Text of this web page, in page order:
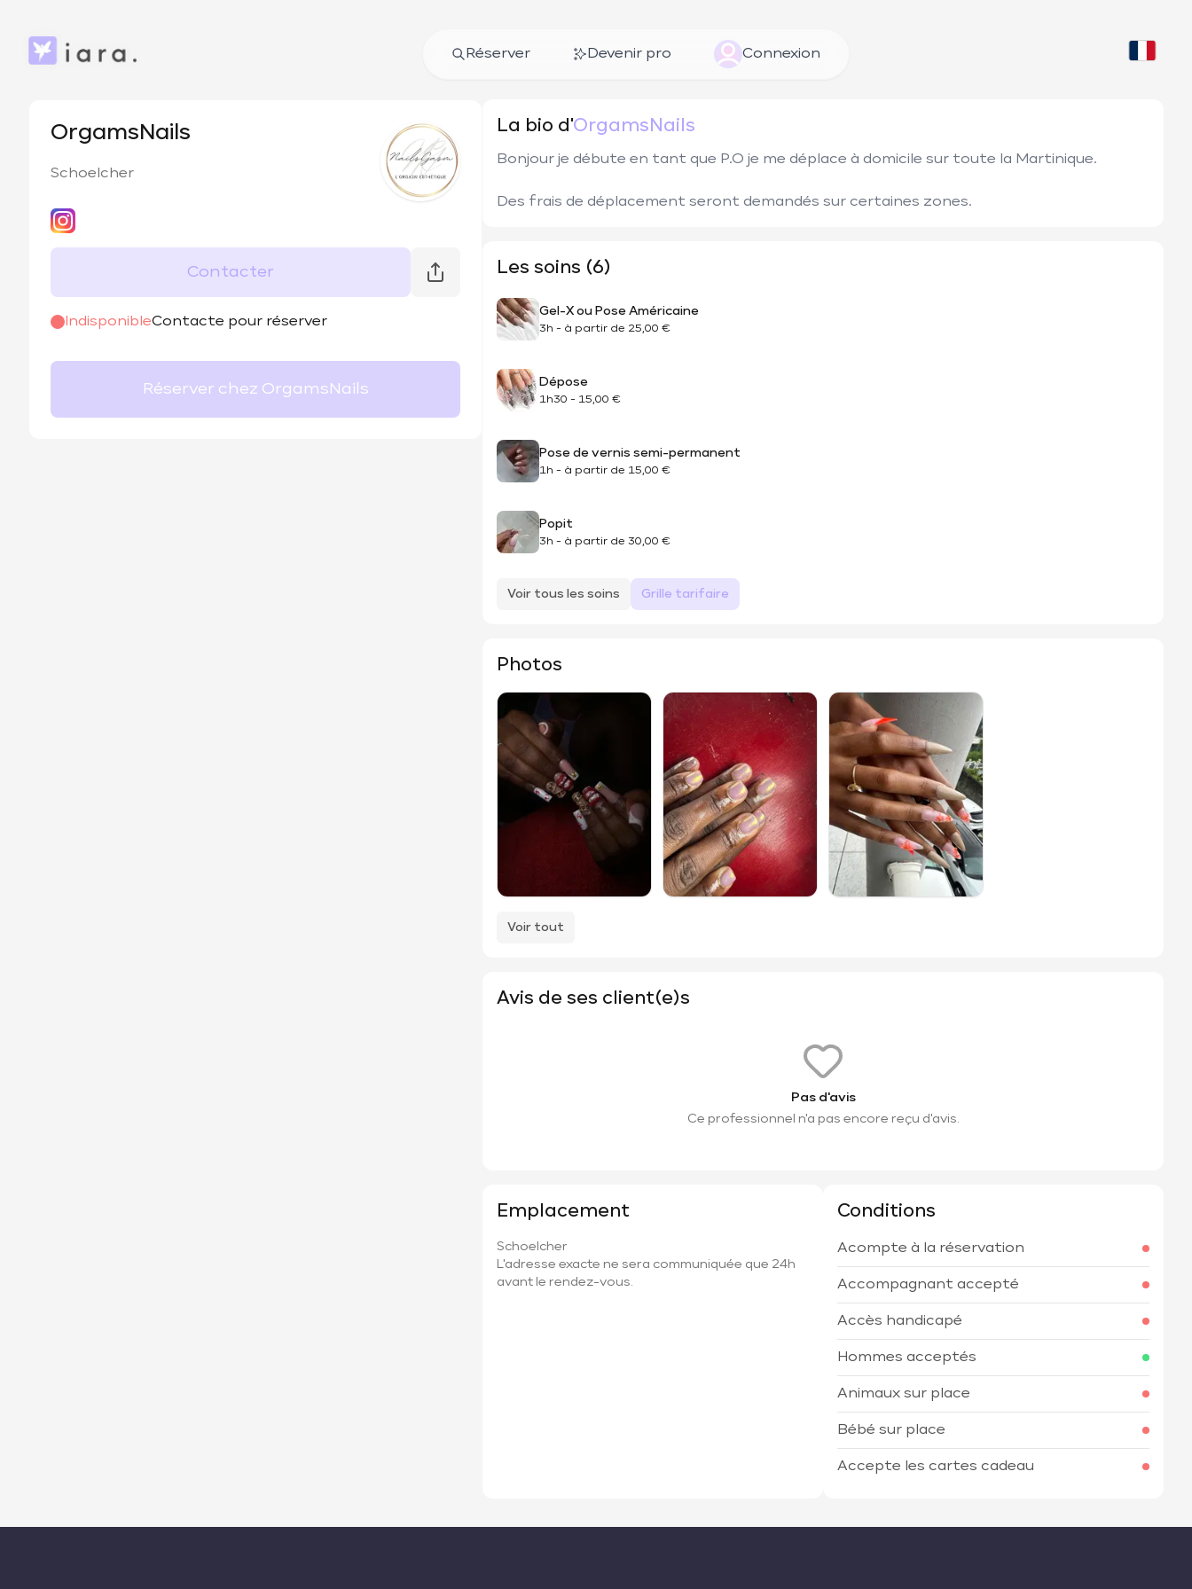
Réserver Devenir pro Connexion
OrgamsNails
Schoelcher
Contacter
IndisponibleContacte pour réserver
@_nails.gasm
Réserver chez OrgamsNails
La bio d'OrgamsNails
Bonjour je débute en tant que P.O je me déplace à domicile sur toute la Martinique.
Des frais de déplacement seront demandés sur certaines zones.
Les soins (6)
Gel-X ou Pose Américaine
3h - à partir de 25,00 €
Dépose
1h30 - 15,00 €
Pose de vernis semi-permanent
1h - à partir de 15,00 €
Popit
3h - à partir de 30,00 €
Voir tous les soins Grille tarifaire
Photos
Voir tout
Avis de ses client(e)s
Pas d'avis
Ce professionnel n'a pas encore reçu d'avis.
Emplacement
Schoelcher
L'adresse exacte ne sera communiquée que 24h
avant le rendez-vous.
Conditions
Acompte à la réservation
Accompagnant accepté
Accès handicapé
Hommes acceptés
Animaux sur place
Bébé sur place
Accepte les cartes cadeau